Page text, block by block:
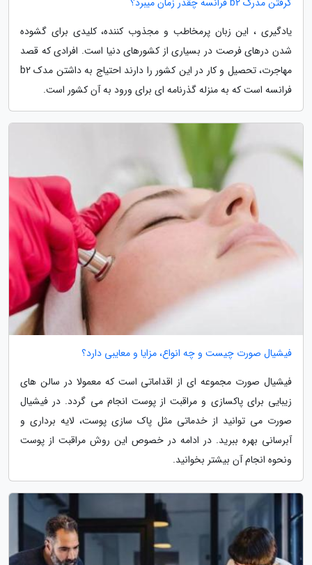
یادگیری ، این زبان پرمخاطب و مجذوب کننده، کلیدی برای گشوده
شدن درهای فرصت در بسیاری از کشورهای دنیا است. افرادی که قصد
مهاجرت، تحصیل و کار در این کشور را دارند احتیاج به داشتن مدک b2
فرانسه است که به منزله گذرنامه ای برای ورود به آن کشور است.
فیشیال صورت چیست و چه انواع، مزایا و معایبی دارد؟
فیشیال صورت مجموعه ای از اقداماتی است که معمولا در سالن های
زیبایی برای پاکسازی و مراقبت از پوست انجام می گردد. در فیشیال
صورت می توانید از خدماتی مثل پاک سازی پوست، لایه برداری و
آبرسانی بهره ببرید. در ادامه در خصوص این روش مراقبت از پوست
ونحوه انجام آن بیشتر بخوانید.